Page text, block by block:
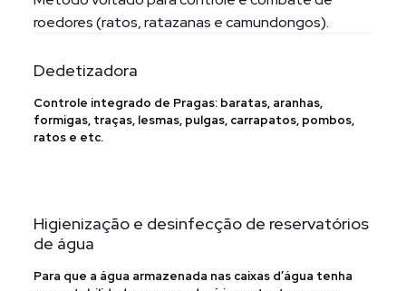
roedores (ratos, ratazanas e camundongos).
Dedetizadora
Controle integrado de Pragas: baratas, aranhas,
formigas, traças, lesmas, pulgas, carrapatos, pombos,
ratos e etc.
Higienização e desinfecção de reservatórios
de água
Para que a água armazenada nas caixas d’água tenha